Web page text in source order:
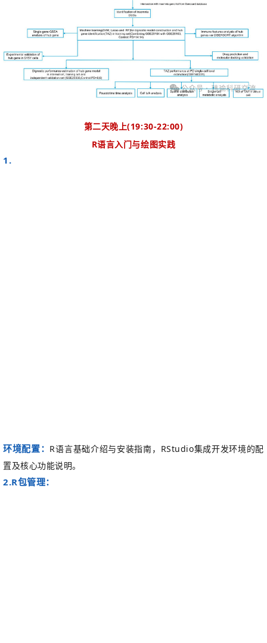
第二天晚上(19:30-22:00)
R语言入门与绘图实践
1.
环境配置： R语言基础介绍与安装指南， RStudio集成开发环境的配
置及核心功能说明。
2.‌R包管理：